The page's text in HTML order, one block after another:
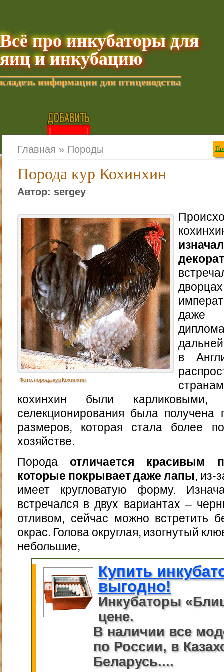
Всё про инкубаторы для
яиц и инкубацию
кладезь информации для птицеводства
Добавить текущую
Главная » Породы
Порода кур Кохинхин
Автор: sergey
Фото: порода кур Кохинхин
даже
в
кохинхин были
селекционирования была получена
размеров, которая стала более
хозяйстве.
Порода отличается красивым
которые покрывает даже лапы, из-
имеет кругловатую форму.
встречался в двух вариантах –
отливом, сейчас можно встретить
окрас. Голова округлая, изогнутый
небольшие,
Купить
выгодно!
Инкубаторы
цене.
В наличии все
по России, в
Беларусь....